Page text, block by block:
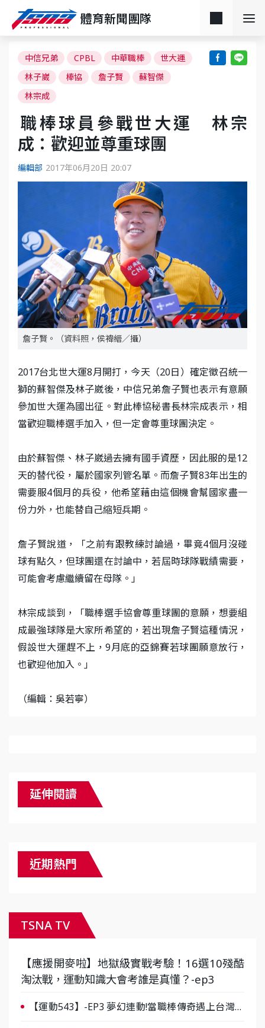
體育新聞團隊
中信兄弟 CPBL 中華職棒
世大運
林子崴
棒協 詹子賢
蘇智傑
林宗成
​職棒球員參戰世大運 林宗
成：歡迎並尊重球團
編輯部 2017年06月20日 20:07
詹子賢。（資料照，侯禕縉／攝）
2017台北世大運8月開打，今天（20日）確定徵召統一
獅的蘇智傑及林子崴後，中信兄弟詹子賢也表示有意願
參加世大運為國出征。對此棒協秘書長林宗成表示，相
當歡迎職棒選手加入，但一定會尊重球團決定。
由於蘇智傑、林子崴過去擁有國手資歷，因此服的是12
天的替代役，屬於國家列管名單。而詹子賢83年出生的
需要服4個月的兵役，他希望藉由這個機會幫國家盡一
份力外，也能替自己縮短兵期。
詹子賢說道，「之前有跟教練討論過，畢竟4個月沒碰
球有點久，但球團還在討論中，若屆時球隊戰績需要，
可能會考慮繼續留在母隊。」
林宗成談到，「職棒選手協會尊重球團的意願，想要組
成最強球隊是大家所希望的，若出現詹子賢這種情況，
假設世大運趕不上，9月底的亞錦賽若球團願意放行，
也歡迎他加入。」
（編輯：吳若寧）
延伸閱讀
近期熱門
TSNA TV
【應援開麥啦】地獄級實戰考驗！16選10殘酷
淘汰戰，運動知識大會考誰是真懂？-ep3
【運動543】-EP3 夢幻連動!當職棒傳奇遇上台灣女